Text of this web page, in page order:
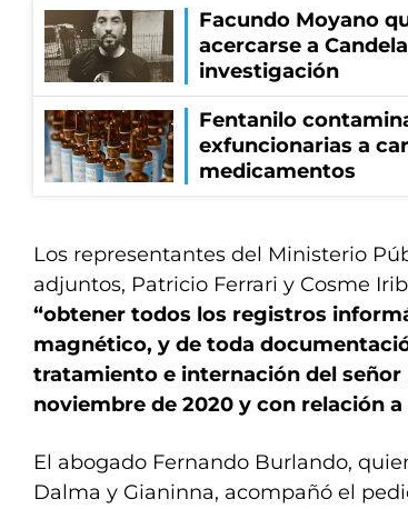
Facundo Moyano
acercarse a
investigación
Fentanilo
exfuncionarias a
medicamentos
Los representantes del Ministerio
adjuntos, Patricio Ferrari y Cosme
“obtener todos los registros
magnético, y de toda
tratamiento e internación del señor
noviembre de 2020 y con relación
El abogado Fernando Burlando,
Dalma y Gianinna, acompañó el